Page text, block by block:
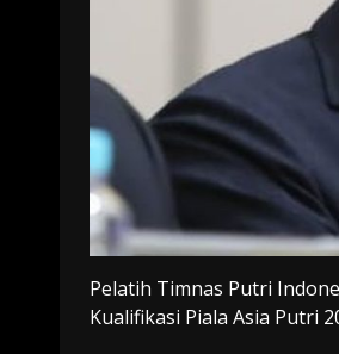
Pelatih Timnas Putri
Kualifikasi Piala Asia Putri